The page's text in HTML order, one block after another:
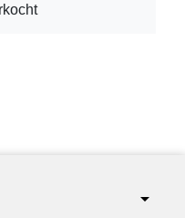
arrow_drop_down